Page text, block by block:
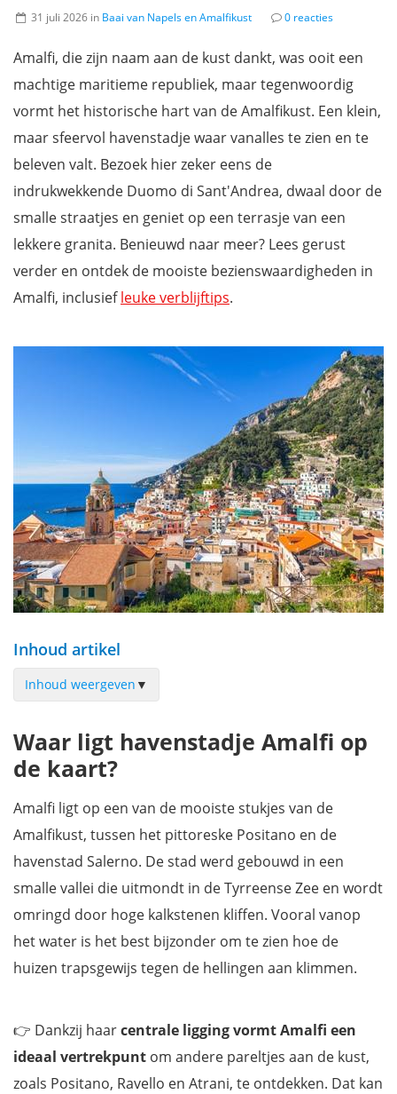
31 juli 2026 in Baai van Napels en Amalfikust 0 reacties
Amalfi, die zijn naam aan de kust dankt, was ooit een
machtige maritieme republiek, maar tegenwoordig
vormt het historische hart van de Amalfikust. Een klein,
maar sfeervol havenstadje waar vanalles te zien en te
beleven valt. Bezoek hier zeker eens de
indrukwekkende Duomo di Sant'Andrea, dwaal door de
smalle straatjes en geniet op een terrasje van een
lekkere granita. Benieuwd naar meer? Lees gerust
verder en ontdek de mooiste bezienswaardigheden in
Amalfi, inclusiefleuke verblijftips.
Inhoud artikel
Inhoud weergeven ▼
Bezoek de Duomo di Amalfi
Chiostro del Paradiso
Arsenale della Repubblica
Genieten op het strand van Amalfi
Natuurreservaat Valle delle Ferriere
Museo della Carta, het papiermuseum
Maak een boottocht langs de Amalfikust
Bezoek aan een citroengaard met proeverij en uitzicht op zee
Wandel van Amalfi naar Atrani
Mis niets tijdens je rondreis langs de Amalfikust met onze
reisgids
Waar ligt havenstadje Amalfi op
de kaart?
Amalfi ligt op een van de mooiste stukjes van de
Amalfikust, tussen het pittoreske Positano en de
havenstad Salerno. De stad werd gebouwd in een
smalle vallei die uitmondt in de Tyrreense Zee en wordt
omringd door hoge kalkstenen kliffen. Vooral vanop
het water is het best bijzonder om te zien hoe de
huizen trapsgewijs tegen de hellingen aan klimmen.
👉 Dankzij haarcentrale ligging vormt Amalfi een
ideaal vertrekpunt om andere pareltjes aan de kust,
zoals Positano, Ravello en Atrani, te ontdekken. Dat kan